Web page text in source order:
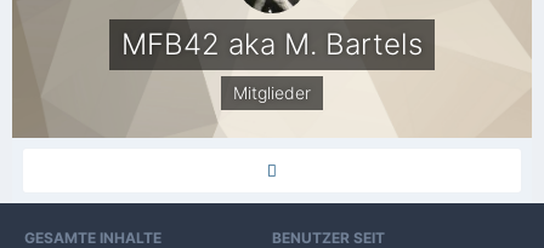
MFB42 aka M. Bartels
Mitglieder
GESAMTE INHALTE BENUTZER SEIT